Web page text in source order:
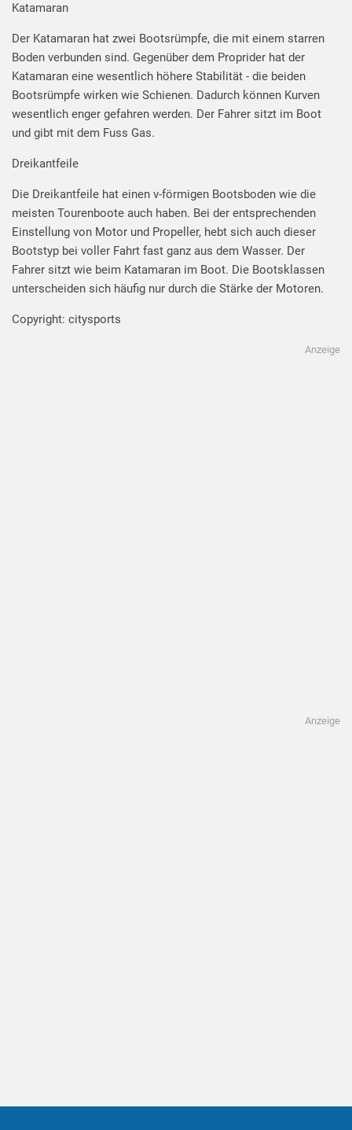
Katamaran
Der Katamaran hat zwei Bootsrümpfe, die mit einem starren
Boden verbunden sind. Gegenüber dem Proprider hat der
Katamaran eine wesentlich höhere Stabilität - die beiden
Bootsrümpfe wirken wie Schienen. Dadurch können Kurven
wesentlich enger gefahren werden. Der Fahrer sitzt im Boot
und gibt mit dem Fuss Gas.
Dreikantfeile
Die Dreikantfeile hat einen v-förmigen Bootsboden wie die
meisten Tourenboote auch haben. Bei der entsprechenden
Einstellung von Motor und Propeller, hebt sich auch dieser
Bootstyp bei voller Fahrt fast ganz aus dem Wasser. Der
Fahrer sitzt wie beim Katamaran im Boot. Die Bootsklassen
unterscheiden sich häufig nur durch die Stärke der Motoren.
Copyright: citysports
Anzeige
Anzeige